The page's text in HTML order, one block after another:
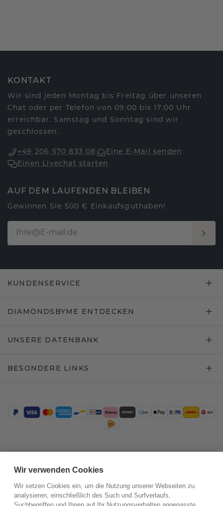
KONTAKT
Wir sind jeden Montag bis Freitag über unseren
Chat oder per Telefon von 09:00 bis 17:00 Uhr
erreichbar. Samstag und Sonntag sind wir
geschlossen.
+49 206 570 833 08
Eine E-Mail senden
Einen Livechat starten
AUF DEM LAUFENDEN BLEIBEN
Gewinnen Sie 500 € Einkaufsguthaben!
KUNDENSERVICE
DIAMONDSBYME ENTDECKEN
UNSERE DATENBANK
BESONDERE LINKS
Wir verwenden Cookies
Wir setzen Cookies ein, um die Nutzung unserer Webseiten zu
analysieren, einschließlich des Such und Surfverlaufs,